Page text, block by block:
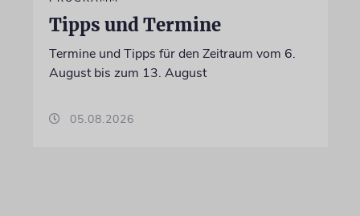
Tipps und Termine
Termine und Tipps für den Zeitraum vom 6.
August bis zum 13. August
05.08.2026